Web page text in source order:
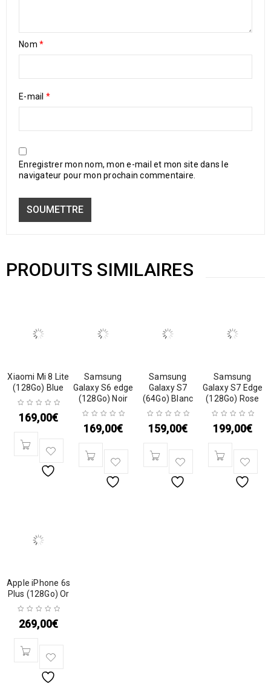
Nom *
E-mail *
Enregistrer mon nom, mon e-mail et mon site dans le
navigateur pour mon prochain commentaire.
PRODUITS SIMILAIRES
Xiaomi Mi 8 Lite
(128Go) Blue
169,00€
Samsung
Galaxy S6 edge
(128Go) Noir
169,00€
Samsung
Galaxy S7
(64Go) Blanc
159,00€
Samsung
Galaxy S7 Edge
(128Go) Rose
199,00€
Apple iPhone 6s
Plus (128Go) Or
269,00€